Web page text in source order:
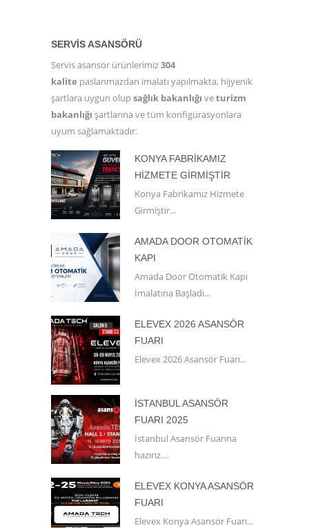
SERVIS ASANSÖRÜ
Servis asansör ürünlerimiz304
kalite paslanmazdan imalatı yapılmakta, hijyenik
şartlara uygun olupsağlık bakanlığı veturizm
bakanlığı şartlarına ve tüm konfigürasyonlara
uyum sağlamaktadır.
KONYA FABRIKAMIZ
HIZMETE GIRMIŞTIR
Konya Fabrikamız Hizmete
Girmiştir...
AMADA DOOR OTOMATIK
KAPI
Amada Door Otomatik Kapı
İmalatına Başladı...
ELEVEX 2026 ASANSÖR
FUARI
Elevex 2026 Asansör Fuarı...
İSTANBUL ASANSÖR
FUARI 2025
İstanbul Asansör Fuarına
hazırız....
ELEVEX KONYA ASANSÖR
FUARI
Elevex Konya Asansör Fuarı...